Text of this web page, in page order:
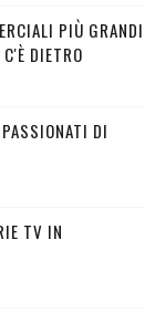
PIÙ GRANDI
DIETRO
DI
TV IN